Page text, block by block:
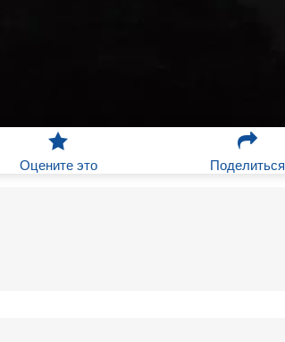
Оцените это Поделиться